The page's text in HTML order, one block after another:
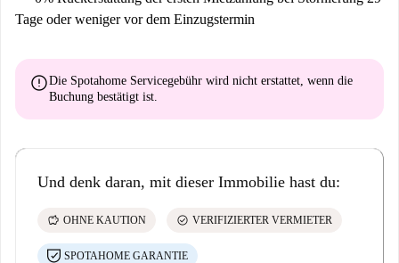
Tage oder weniger vor dem Einzugstermin
errorDie Spotahome Servicegebühr wird nicht erstattet, wenn die
Buchung bestätigt ist.
Und denk daran, mit dieser Immobilie hast du:
savings OHNE KAUTION check_circle VERIFIZIERTER VERMIETER
SPOTAHOME GARANTIE